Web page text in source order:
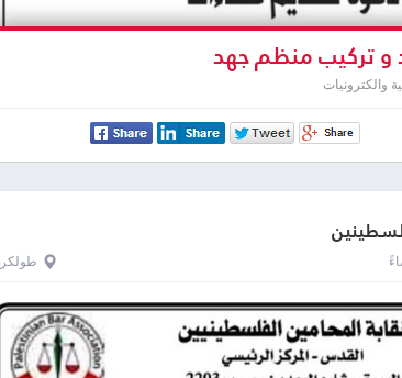
و تركيب منظم جهد
والكترونيات